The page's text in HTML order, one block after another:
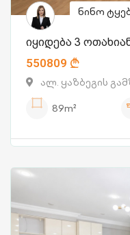
ნინო
იყიდება 3
550809
ალ. ყაზბეგის
89m²